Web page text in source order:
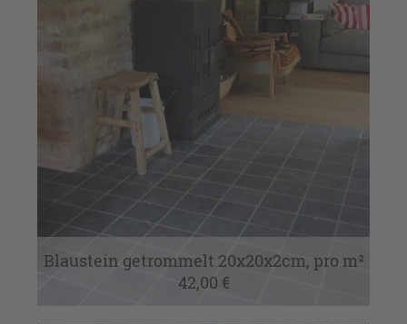
Blaustein getrommelt 20x20x2cm, pro m²
42,00 €